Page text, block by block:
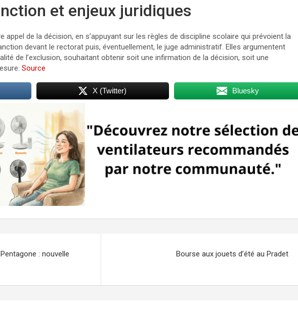
et enjeux juridiques
appel de la décision, en s’appuyant sur les règles de discipline scolaire qui prévoient la
devant le rectorat puis, éventuellement, le juge administratif. Elles argumentent
de l’exclusion, souhaitant obtenir soit une infirmation de la décision, soit une
Source
X (Twitter) Bluesky
: nouvelle
Bourse aux jouets d’été au Pradet